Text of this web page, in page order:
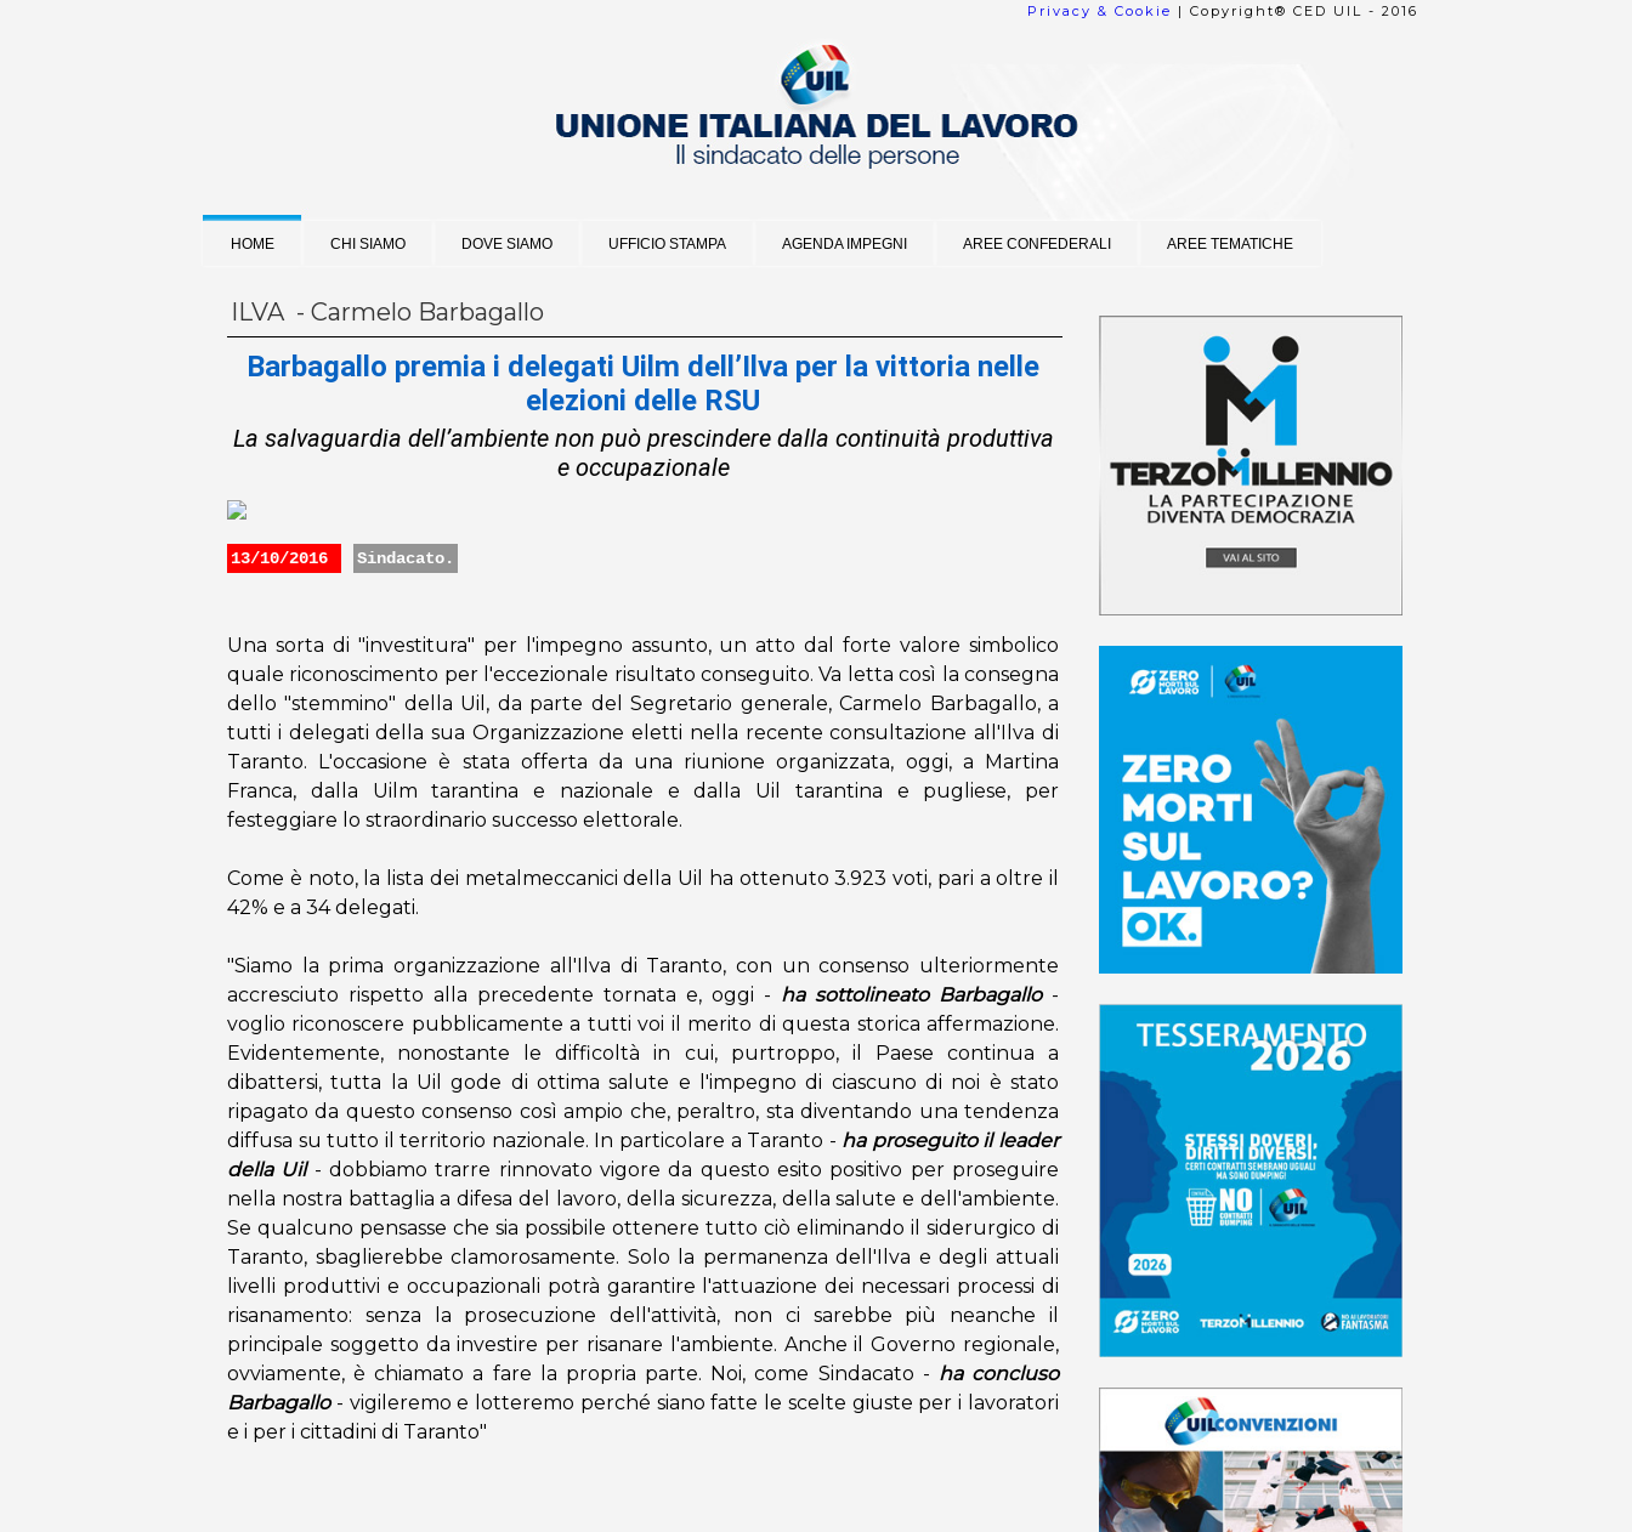
Privacy & Cookie | Copyright® CED UIL - 2016
HOME CHI SIAMO DOVE SIAMO UFFICIO STAMPA AGENDA IMPEGNI AREE CONFEDERALI AREE TEMATICHE
ILVA - Carmelo Barbagallo
Barbagallo premia i delegati Uilm dell’Ilva per la vittoria nelle
elezioni delle RSU
La salvaguardia dell’ambiente non può prescindere dalla continuità produttiva
e occupazionale
13/10/2016 Sindacato.
Una sorta di "investitura" per l'impegno assunto, un atto dal forte valore simbolico
quale riconoscimento per l'eccezionale risultato conseguito. Va letta così la consegna
dello "stemmino" della Uil, da parte del Segretario generale, Carmelo Barbagallo, a
tutti i delegati della sua Organizzazione eletti nella recente consultazione all'Ilva di
Taranto. L'occasione è stata offerta da una riunione organizzata, oggi, a Martina
Franca, dalla Uilm tarantina e nazionale e dalla Uil tarantina e pugliese, per
festeggiare lo straordinario successo elettorale.
Come è noto, la lista dei metalmeccanici della Uil ha ottenuto 3.923 voti, pari a oltre il
42% e a 34 delegati.
"Siamo la prima organizzazione all'Ilva di Taranto, con un consenso ulteriormente
accresciuto rispetto alla precedente tornata e, oggi - ha sottolineato Barbagallo-
voglio riconoscere pubblicamente a tutti voi il merito di questa storica affermazione.
Evidentemente, nonostante le difficoltà in cui, purtroppo, il Paese continua a
dibattersi, tutta la Uil gode di ottima salute e l'impegno di ciascuno di noi è stato
ripagato da questo consenso così ampio che, peraltro, sta diventando una tendenza
diffusa su tutto il territorio nazionale. In particolare a Taranto - ha proseguito il leader
della Uil- dobbiamo trarre rinnovato vigore da questo esito positivo per proseguire
nella nostra battaglia a difesa del lavoro, della sicurezza, della salute e dell'ambiente.
Se qualcuno pensasse che sia possibile ottenere tutto ciò eliminando il siderurgico di
Taranto, sbaglierebbe clamorosamente. Solo la permanenza dell'Ilva e degli attuali
livelli produttivi e occupazionali potrà garantire l'attuazione dei necessari processi di
risanamento: senza la prosecuzione dell'attività, non ci sarebbe più neanche il
principale soggetto da investire per risanare l'ambiente. Anche il Governo regionale,
ovviamente, è chiamato a fare la propria parte. Noi, come Sindacato - ha concluso
Barbagallo- vigileremo e lotteremo perché siano fatte le scelte giuste per i lavoratori
e i per i cittadini di Taranto"